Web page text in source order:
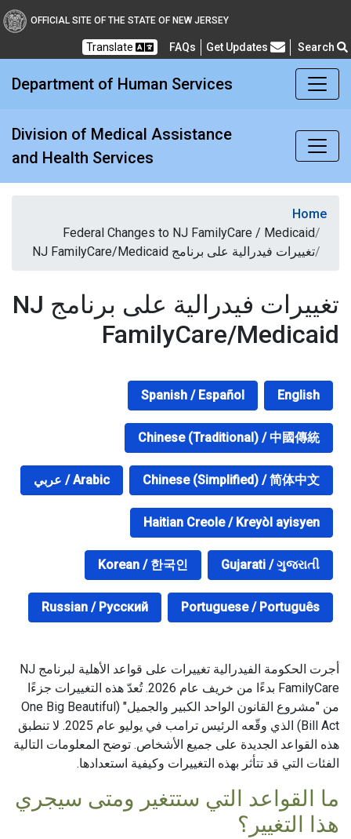
Division of Medical
OFFICIAL SITE OF THE STATE OF NEW JERSEY
Translate FAQs Frequently Asked Questions
Get Updates Search
Department of Human Services
Division of Medical Assistance
and Health Services
Home
Federal Changes to NJ FamilyCare / Medicaid
تغييرات فيدرالية على برنامج NJ FamilyCare/Medicaid
تغييرات فيدرالية على برنامج NJ
FamilyCare/Medicaid
English
Spanish / Español
Chinese (Traditional) / 中國傳統
Chinese (Simplified) / 简体中文 Arabic / عربي
Haitian Creole / Kreyòl ayisyen
Gujarati / ગુજરાતી
Korean / 한국인
Portuguese / Português
Russian / Русский
أجرت الحكومة الفيدرالية تغييرات على قواعد الأهلية لبرنامج NJ
FamilyCare بدءًا من خريف عام 2026. تُعدّ هذه التغييرات جزءًا
من "مشروع القانون الواحد الكبير والجميل" (One Big Beautiful
Bill Act) الذي وقّعه الرئيس ترامب في يوليو عام 2025. لا تنطبق
هذه القواعد الجديدة على جميع الأشخاص. توضح المعلومات التالية
الفئات التي قد تتأثر بهذه التغييرات وكيفية استعدادها.
ما القواعد التي ستتغير ومتى سيجري
هذا التغيير؟